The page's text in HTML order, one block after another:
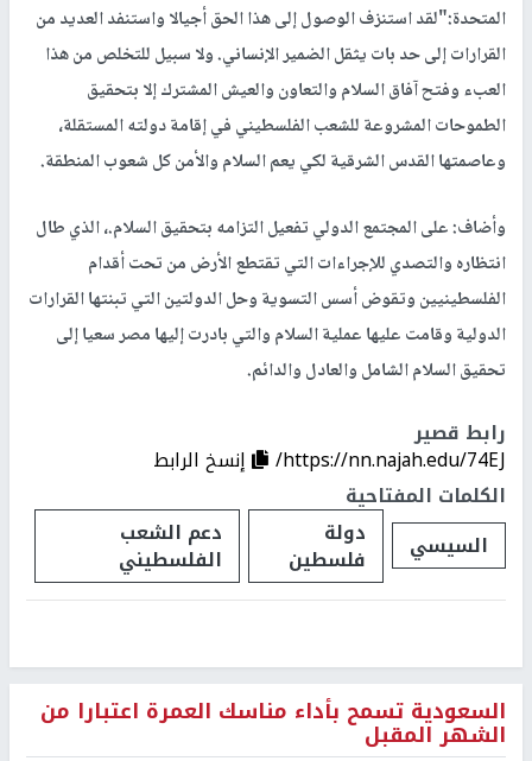
المتحدة:"لقد استنزف الوصول إلى هذا الحق أجيالا واستنفد العديد من
القرارات إلى حد بات يثقل الضمير الإنساني. ولا سبيل للتخلص من هذا
العبء وفتح آفاق السلام والتعاون والعيش المشترك إلا بتحقيق
الطموحات المشروعة للشعب الفلسطيني في إقامة دولته المستقلة،
وعاصمتها القدس الشرقية لكي يعم السلام والأمن كل شعوب المنطقة.
وأضاف: على المجتمع الدولي تفعيل التزامه بتحقيق السلام.، الذي طال
انتظاره والتصدي للإجراءات التي تقتطع الأرض من تحت أقدام
الفلسطينيين وتقوض أسس التسوية وحل الدولتين التي تبنتها القرارات
الدولية وقامت عليها عملية السلام والتي بادرت إليها مصر سعيا إلى
تحقيق السلام الشامل والعادل والدائم.
رابط قصير
https://nn.najah.edu/74EJ/
إنسخ الرابط
الكلمات المفتاحية
السيسي
دولة
فلسطين
دعم الشعب
الفلسطيني
السعودية تسمح بأداء مناسك العمرة اعتبارا من
الشهر المقبل